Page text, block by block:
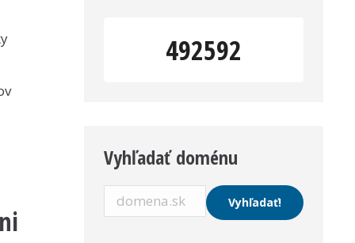
492592
Vyhľadať doménu